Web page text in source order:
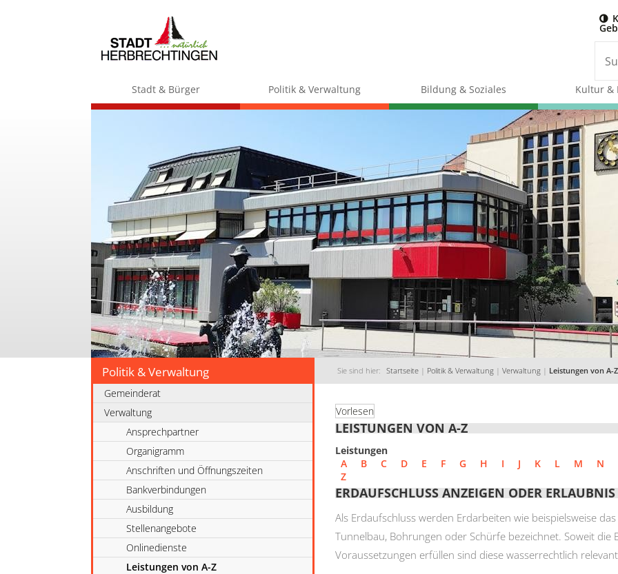
Stadt & Bürger Politik & Verwaltung Bildung & Soziales Kultur &
Politik & Verwaltung Sie sind hier: Startseite | Politik & Verwaltung | Verwaltung | Leistungen von A-Z
Gemeinderat
Verwaltung
Ansprechpartner
Organigramm
Anschriften und Öffnungszeiten
Bankverbindungen
Ausbildung
Stellenangebote
Onlinedienste
Leistungen von A-Z
Vorlesen
LEISTUNGEN VON A-Z
Leistungen
A
B C D E F G H I J K L M N
Z
ERDAUFSCHLUSS ANZEIGEN ODER ERLAUBNIS
Als Erdaufschluss werden Erdarbeiten wie beispielsweise
Tunnelbau, Bohrungen oder Schürfe bezeichnet. Soweit die
Voraussetzungen erfüllen sind diese wasserrechtlich